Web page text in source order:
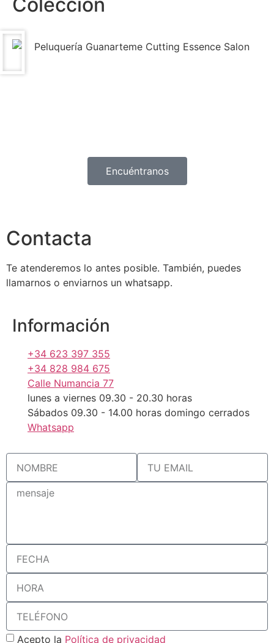
Encuéntranos
Contacta
Te atenderemos lo antes posible. También, puedes
llamarnos o enviarnos un whatsapp.
Información
+34 623 397 355
+34 828 984 675
Calle Numancia 77
lunes a viernes 09.30 - 20.30 horas
Sábados 09.30 - 14.00 horas domingo cerrados
Whatsapp
Acepto la Política de privacidad